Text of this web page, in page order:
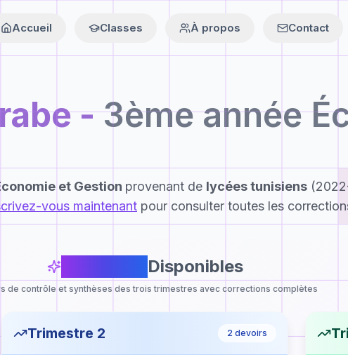
Accueil Classes À propos Contact
-3ème année
et Gestion provenant de lycées tunisiens
vous maintenant pour consulter toutes les
Disponibles
de contrôle et synthèses des trois trimestres avec corrections complètes
Trimestre 2 2 devoirs